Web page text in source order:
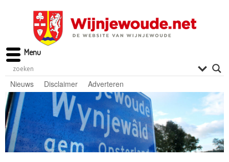
Nieuws Disclaimer Adverteren
Menu